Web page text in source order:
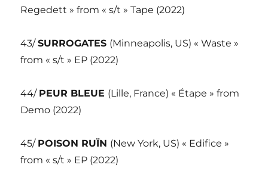
Regedett » from « s/t » Tape (2022)
43/SURROGATES (Minneapolis, US) « Waste »
from « s/t » EP (2022)
44/ PEUR BLEUE (Lille, France) « Étape » from
Demo (2022)
45/ POISON RUÏN (New York, US) « Edifice »
from « s/t » EP (2022)